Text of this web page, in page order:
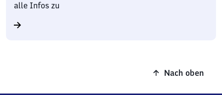
alle Infos zu
Nach oben